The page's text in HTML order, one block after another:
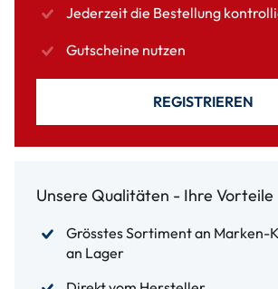
Jederzeit die Bestellung
Gutscheine nutzen
REGISTRIEREN
Unsere Qualitäten - Ihre Vorteile
Grösstes Sortiment an Marken-
an Lager